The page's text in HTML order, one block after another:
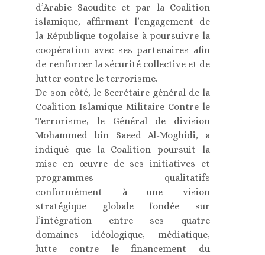
d’Arabie Saoudite et par la Coalition
islamique, affirmant l’engagement de
la République togolaise à poursuivre la
coopération avec ses partenaires afin
de renforcer la sécurité collective et de
lutter contre le terrorisme.
De son côté, le Secrétaire général de la
Coalition Islamique Militaire Contre le
Terrorisme, le Général de division
Mohammed bin Saeed Al-Moghidi, a
indiqué que la Coalition poursuit la
mise en œuvre de ses initiatives et
programmes qualitatifs
conformément à une vision
stratégique globale fondée sur
l’intégration entre ses quatre
domaines idéologique, médiatique,
lutte contre le financement du